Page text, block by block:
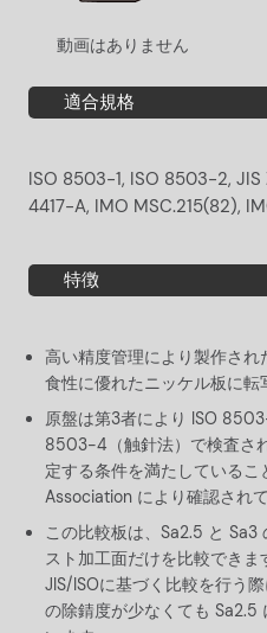
動画はありません
適合規格
ISO 8503-1, ISO 8503-2, JIS
4417-A, IMO MSC.215(82),
特徴
高い精度管理により製作さ
食性に優れたニッケル板に転
原盤は第3者により ISO
8503-4（触針法）で検査さ
定する条件を満たしている
Association により確認され
この比較板は、Sa2.5 と
スト加工面だけを比較できま
JIS/ISOに基づく比較を行う
の除錆度が少なくても Sa2.5